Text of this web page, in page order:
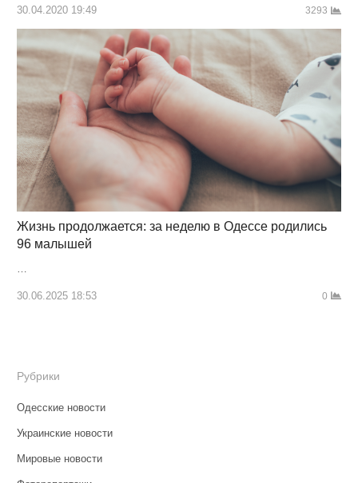
30.04.2020 19:49 3293
Жизнь продолжается: за неделю в Одессе родились
96 малышей
30.06.2025 18:53 0
Рубрики
Одесские новости
Украинские новости
Мировые новости